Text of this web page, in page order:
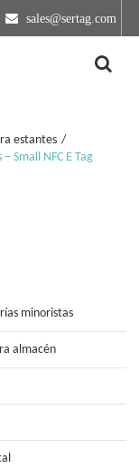
sales@sertag.com
estantes /
Small NFC E Tag
minoristas
almacén